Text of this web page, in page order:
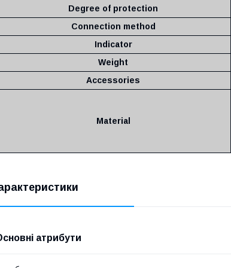
Degree of protection
Connection method
Indicator
Weight
Accessories
Material
атрибути